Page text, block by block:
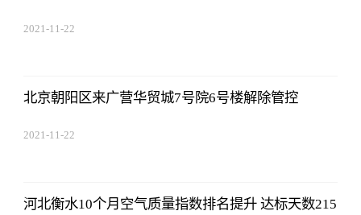
2021-11-22
北京朝阳区来广营华贸城7号院6号楼解除管控
2021-11-22
河北衡水10个月空气质量指数排名提升 达标天数215